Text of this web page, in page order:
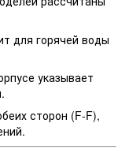
для горячей воды
указывает
сторон (F-F),